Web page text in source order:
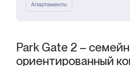
Апартаменты
Park Gate 2 –
ориентированный